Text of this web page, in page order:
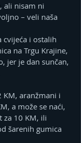
ali nisam ni
– veli naša
cvijeća i ostalih
na Trgu Krajine,
jer je dan sunčan,
KM, aranžmani i
a može se naći,
za 10 KM, ili
šarenih gumica